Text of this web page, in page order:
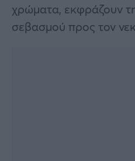
χρώματα, εκφράζουν
σεβασμού προς τον